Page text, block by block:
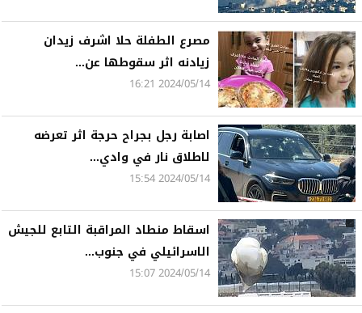
مصرع الطفلة حلا اشرف زيدان
زيادنه اثر سقوطها عن...
2024/05/14 16:21
اصابة رجل بجراح حرجة اثر تعرضه
لاطلاق نار في وادي...
2024/05/14 15:54
اسقاط منطاد المراقبة التابع للجيش
الاسرائيلي في جنوب...
2024/05/14 15:07